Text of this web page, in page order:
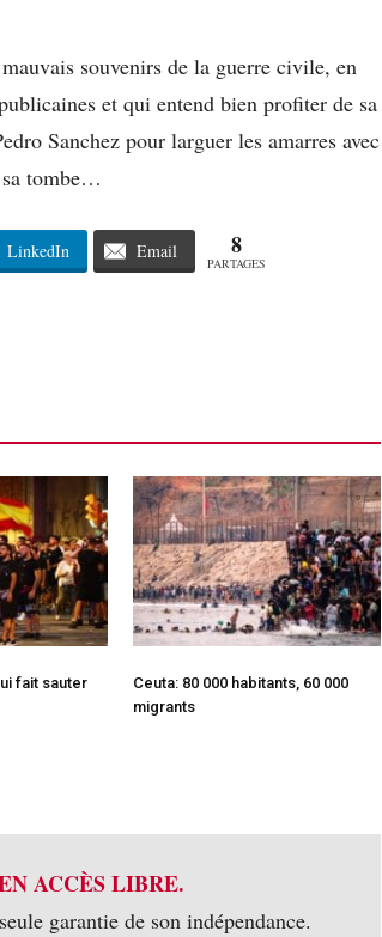
souvenirs de la guerre civile, en
et qui entend bien profiter de sa
Sanchez pour larguer les amarres avec
tombe…
LinkedIn Email 8
PARTAGES
fait sauter
Ceuta: 80 000 habitants, 60 000
migrants
ACCÈS LIBRE.
garantie de son indépendance.